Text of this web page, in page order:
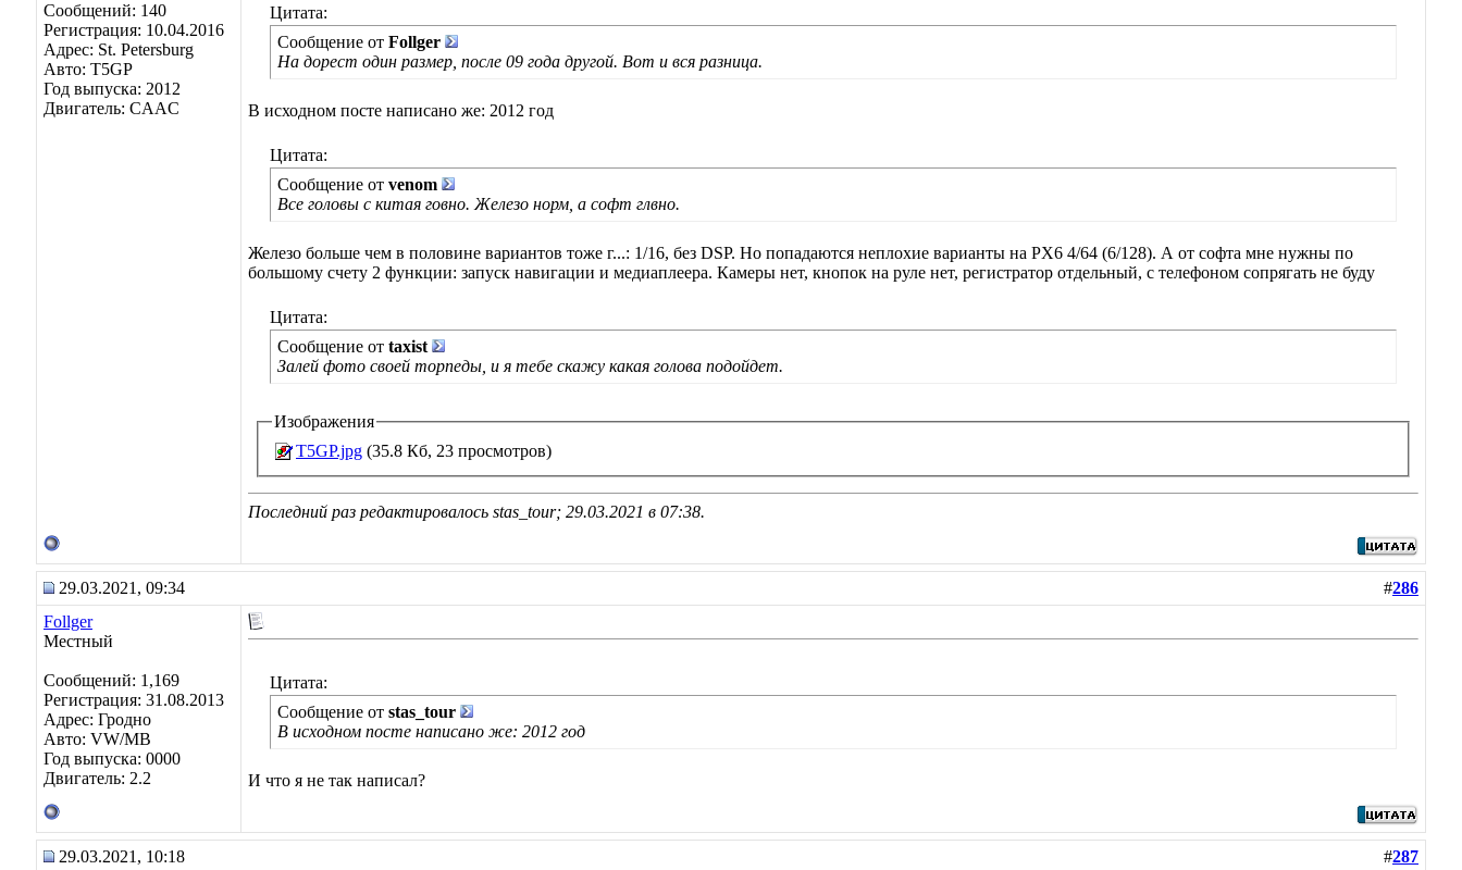
Сообщений: 140
Регистрация: 10.04.2016
Адрес: St. Petersburg
Авто: T5GP
Год выпуска: 2012
Двигатель: CAAC
Цитата:
Сообщение от Follger
На дорест один размер, после 09 года другой. Вот и вся разница.
В исходном посте написано же: 2012 год
Цитата:
Сообщение от venom
Все головы с китая говно. Железо норм, а софт глвно.
Железо больше чем в половине вариантов тоже г...: 1/16, без DSP. Но попадаются неплохие варианты на PX6 4/64 (6/128). А от софта мне нужны по
большому счету 2 функции: запуск навигации и медиаплеера. Камеры нет, кнопок на руле нет, регистратор отдельный, c телефоном сопрягать не буду
Цитата:
Сообщение от taxist
Залей фото своей торпеды, и я тебе скажу какая голова подойдет.
Изображения
T5GP.jpg (35.8 Кб, 23 просмотров)
Последний раз редактировалось stas_tour; 29.03.2021 в 07:38.
29.03.2021, 09:34 #286
Follger
Местный
Сообщений: 1,169
Регистрация: 31.08.2013
Адрес: Гродно
Авто: VW/MB
Год выпуска: 0000
Двигатель: 2.2
Цитата:
Сообщение от stas_tour
В исходном посте написано же: 2012 год
И что я не так написал?
29.03.2021, 10:18 #287